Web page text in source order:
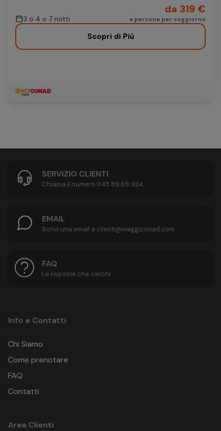
3 o 4 o 7 notti
da 319 €
a persona per soggiorno
Scopri di Più
SERVIZIO CLIENTI
Chiama il numero 045.89.69.924
EMAIL
Scrivi una email a clienti@viaggiconad.com
FAQ
Le risposte che cerchi
Info e Contatti
Chi Siamo
Come prenotare
FAQ
Contatti
Area Clienti